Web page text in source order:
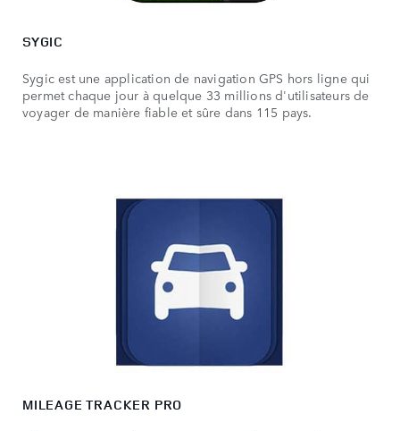
SYGIC
Sygic est une application de navigation GPS hors ligne qui
permet chaque jour à quelque 33 millions d'utilisateurs de
voyager de manière fiable et sûre dans 115 pays.
MILEAGE TRACKER PRO